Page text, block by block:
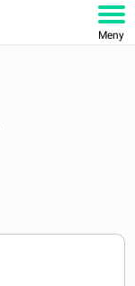
Meny